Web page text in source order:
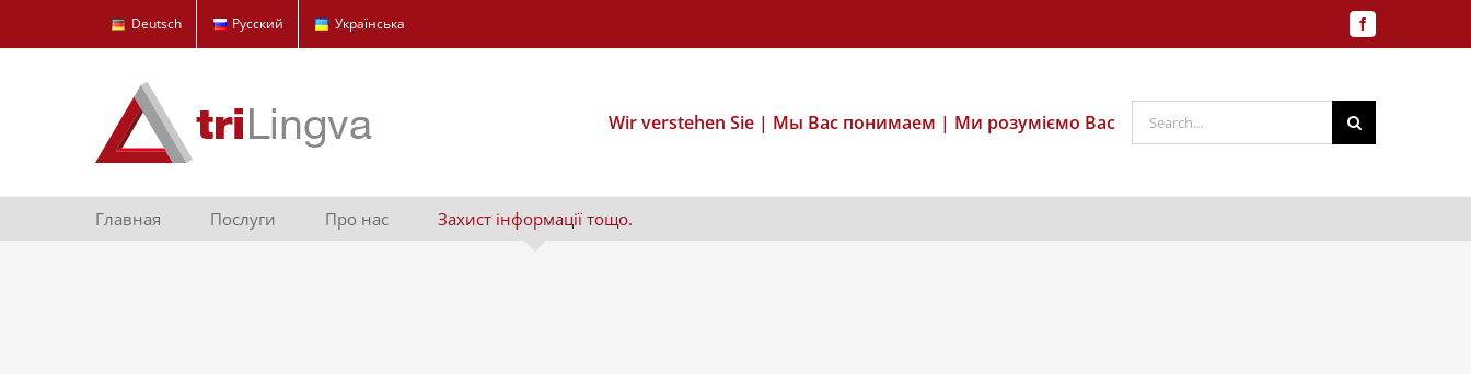
Deutsch Русский Українська Facebook
Wir verstehen Sie | Мы Вас понимаем | Ми розуміємо Вас
for:
Главная Послуги Про нас Захист інформації тощо.